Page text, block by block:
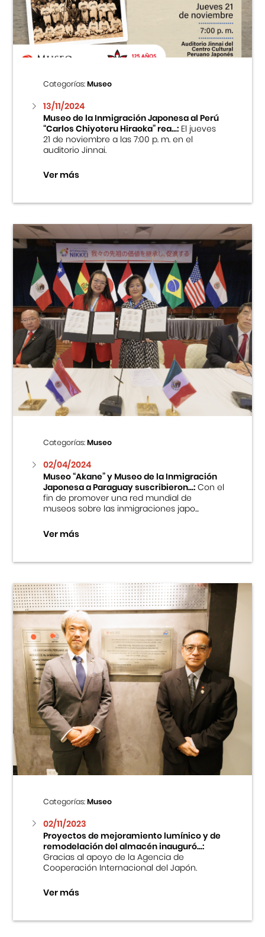
Centro Cultural Peruano Japonés
Cursos
Museo de la Inmigración Japonesa
Fondo Editorial
Teatro Peruano Japonés
Categorías:Museo
13/11/2024
Museo de la Inmigración Japonesa al Perú
“Carlos Chiyoteru Hiraoka” rea...:El jueves
21 de noviembre a las 7:00 p. m. en el
auditorio Jinnai.
Ver más
Categorías:Museo
02/04/2024
Museo “Akane” y Museo de la Inmigración
Japonesa a Paraguay suscribieron...:Con el
fin de promover una red mundial de
museos sobre las inmigraciones japo...
Ver más
Categorías:Museo
02/11/2023
Proyectos de mejoramiento lumínico y de
remodelación del almacén inauguró...:
Gracias al apoyo de la Agencia de
Cooperación Internacional del Japón.
Ver más